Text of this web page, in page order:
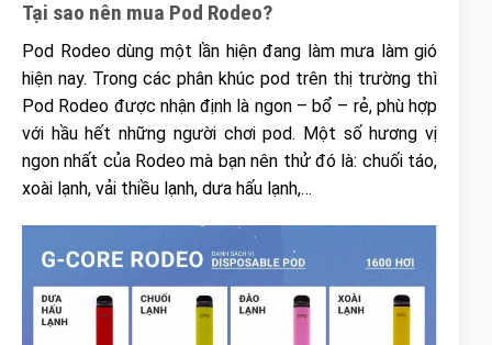
Tại sao nên mua Pod Rodeo?
Pod Rodeo dùng một lần hiện đang làm mưa làm gió
hiện nay. Trong các phân khúc pod trên thị trường thì
Pod Rodeo được nhận định là ngon – bổ – rẻ, phù hợp
với hầu hết những người chơi pod. Một số hương vị
ngon nhất của Rodeo mà bạn nên thử đó là: chuối táo,
xoài lạnh, vải thiều lạnh, dưa hấu lạnh,…